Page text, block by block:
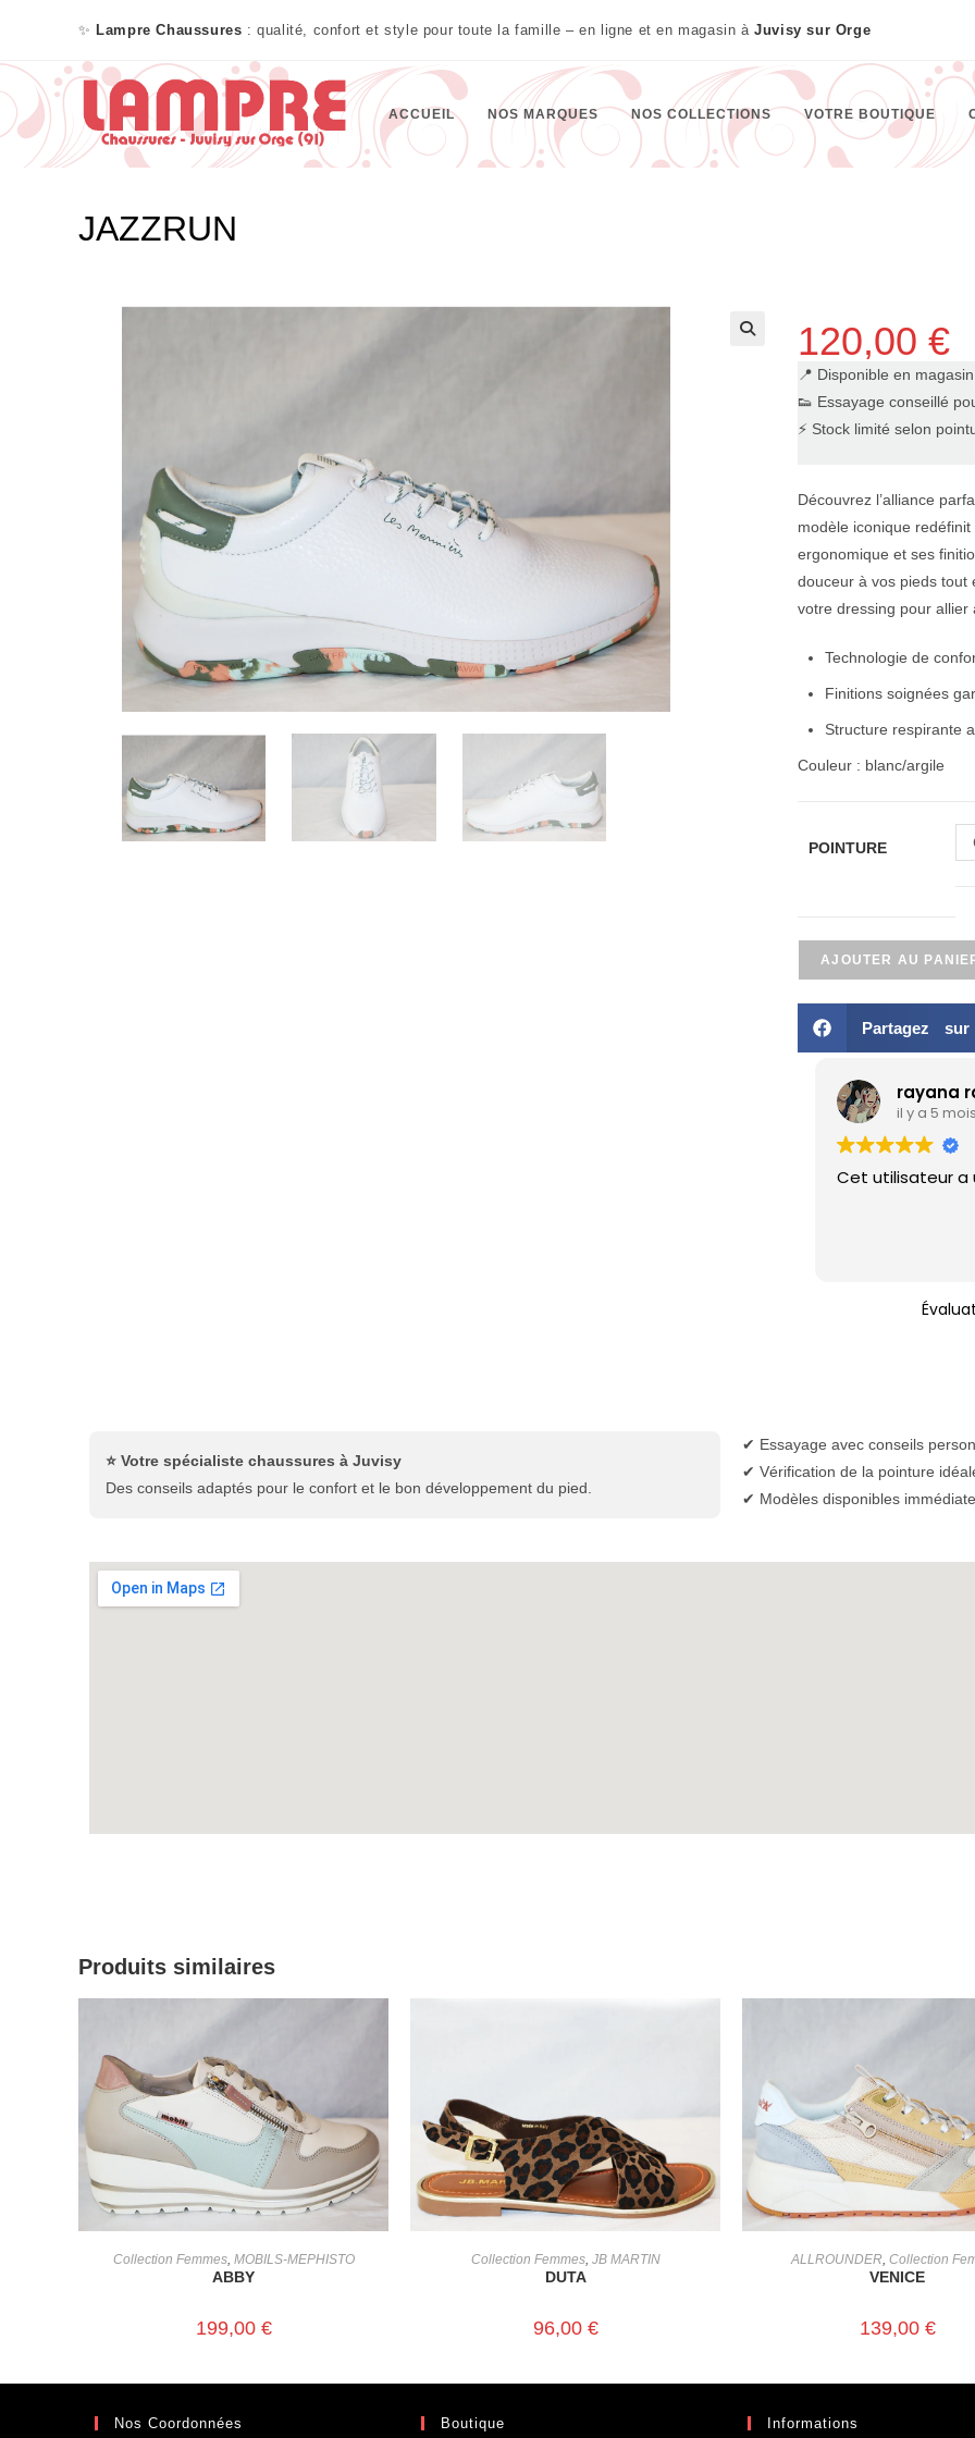
✨ Lampre Chaussures : qualité, confort et style pour toute la famille – en ligne et en magasin àJuvisy sur Orge
ACCUEIL NOS MARQUES NOS COLLECTIONS VOTRE BOUTIQUE
JAZZRUN
120,00€
📍 Disponible en
👟 Essayage conseillé
⚡ Stock limité selon
Découvrez l’alliance
modèle iconique
ergonomique et ses
douceur à vos pieds tout
votre dressing pour allier
Technologie de
Finitions soignées
Structure respirante
Couleur : blanc/argile
POINTURE
AJOUTER AU
Partagez
rayana
il y a 5 mois
Cet utilisateur a
⭐ Votre spécialiste chaussures à Juvisy
Des conseils adaptés pour le confort et le bon développement du pied.
✔ Essayage avec conseils
✔ Vérification de la pointure
✔ Modèles disponibles
Produits similaires
CHOIX DES OPTIONS
Collection Femmes, MOBILS-MEPHISTO
ABBY
199,00 €
CHOIX DES OPTIONS
Collection Femmes, JB MARTIN
DUTA
96,00 €
CHOIX DES OPTIONS
ALLROUNDER Collection
VENICE
139,00 €
Nos Coordonnées Boutique Informations